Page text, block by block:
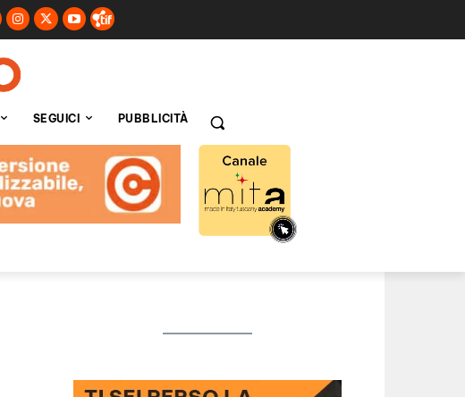
SEGUICI PUBBLICITÀ